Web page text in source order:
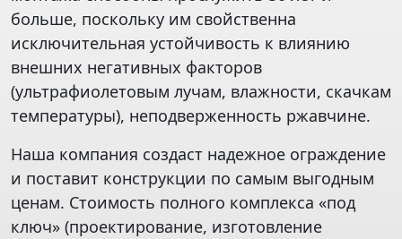
больше, поскольку им свойственна
исключительная устойчивость к влиянию
внешних негативных факторов
(ультрафиолетовым лучам, влажности, скачкам
температуры), неподверженность ржавчине.
Наша компания создаст надежное ограждение
и поставит конструкции по самым выгодным
ценам. Стоимость полного комплекса «под
ключ» (проектирование, изготовление